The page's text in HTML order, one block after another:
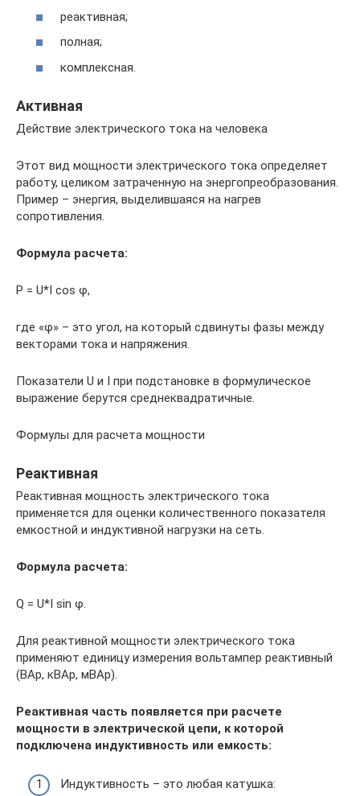
реактивная;
полная;
комплексная.
Активная
Действие электрического тока на человека
Этот вид мощности электрического тока определяет
работу, целиком затраченную на энергопреобразования.
Пример – энергия, выделившаяся на нагрев
сопротивления.
Формула расчета:
P = U*I cos φ,
где «φ» – это угол, на который сдвинуты фазы между
векторами тока и напряжения.
Показатели U и I при подстановке в формулическое
выражение берутся среднеквадратичные.
Формулы для расчета мощности
Реактивная
Реактивная мощность электрического тока
применяется для оценки количественного показателя
емкостной и индуктивной нагрузки на сеть.
Формула расчета:
Q = U*I sin φ.
Для реактивной мощности электрического тока
применяют единицу измерения вольтампер реактивный
(ВАр, кВАр, мВАр).
Реактивная часть появляется при расчете
мощности в электрической цепи, к которой
подключена индуктивность или емкость:
Индуктивность – это любая катушка: